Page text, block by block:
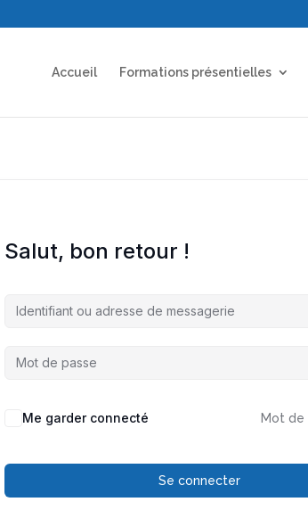
Accueil Formations présentielles
Salut, bon retour !
Me garder connecté Mot de
Se connecter